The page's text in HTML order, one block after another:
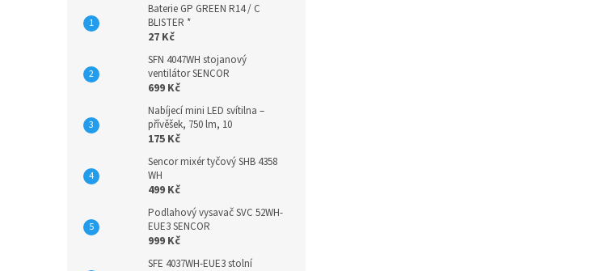
Baterie GP GREEN R14 / C
BLISTER *
27 Kč
SFN 4047WH stojanový
ventilátor SENCOR
699 Kč
Nabíjecí mini LED svítilna –
přívěšek, 750 lm, 10
175 Kč
Sencor mixér tyčový SHB 4358
WH
499 Kč
Podlahový vysavač SVC 52WH-
EUE3 SENCOR
999 Kč
SFE 4037WH-EUE3 stolní